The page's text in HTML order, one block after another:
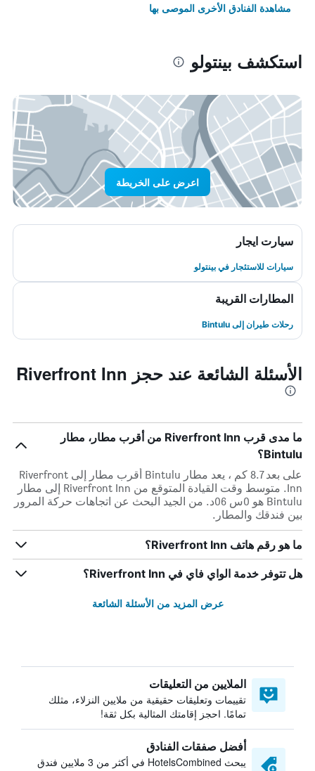
مشاهدة الفنادق الأخرى الموصى بها
استكشف بينتولو
اعرض على الخريطة
سيارت ايجار
سيارات للاستئجار في بينتولو
المطارات القريبة
رحلات طيران إلى Bintulu
الأسئلة الشائعة عند حجز Riverfront Inn
ما مدى قرب Riverfront Inn من أقرب مطار، مطار
Bintulu؟
على بعد 8.7 كم ، يعد مطار Bintulu أقرب مطار إلى Riverfront
Inn. متوسط وقت القيادة المتوقع من Riverfront Inn إلى مطار
Bintulu هو 0س 06د. من الجيد البحث عن اتجاهات حركة المرور
بين فندقك والمطار.
ما هو رقم هاتف Riverfront Inn؟
هل تتوفر خدمة الواي فاي في Riverfront Inn؟
عرض المزيد من الأسئلة الشائعة
الملايين من التعليقات
تقييمات وتعليقات حقيقية من ملايين النزلاء، مثلك
تمامًا. احجز إقامتك المثالية بكل ثقة!
أفضل صفقات الفنادق
يبحث HotelsCombined في أكثر من 3 ملايين فندق